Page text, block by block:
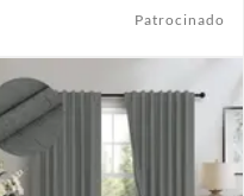
Patrocinado